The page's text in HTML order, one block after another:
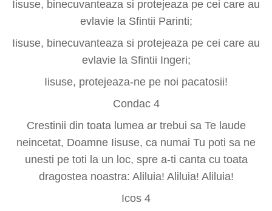
Iisuse, binecuvanteaza si protejeaza pe cei care au
evlavie la Sfintii Parinti;
Iisuse, binecuvanteaza si protejeaza pe cei care au
evlavie la Sfintii Ingeri;
Iisuse, protejeaza-ne pe noi pacatosii!
Condac 4
Crestinii din toata lumea ar trebui sa Te laude
neincetat, Doamne Iisuse, ca numai Tu poti sa ne
unesti pe toti la un loc, spre a-ti canta cu toata
dragostea noastra: Aliluia! Aliluia! Aliluia!
Icos 4